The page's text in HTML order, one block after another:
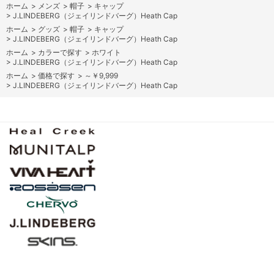
ホーム > メンズ > 帽子 > キャップ
> J.LINDEBERG（ジェイリンドバーグ）Heath Cap
ホーム > グッズ > 帽子 > キャップ
> J.LINDEBERG（ジェイリンドバーグ）Heath Cap
ホーム > カラーで探す > ホワイト
> J.LINDEBERG（ジェイリンドバーグ）Heath Cap
ホーム > 価格で探す > ～￥9,999
> J.LINDEBERG（ジェイリンドバーグ）Heath Cap